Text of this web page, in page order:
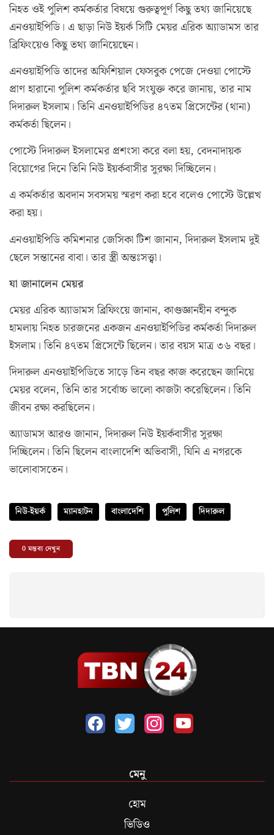
নিহত ওই পুলিশ কর্মকর্তার বিষয়ে গুরুত্বপূর্ণ কিছু তথ্য জানিয়েছে
এনওয়াইপিডি। এ ছাড়া নিউ ইয়র্ক সিটি মেয়র এরিক অ্যাডামস তার
ব্রিফিংয়েও কিছু তথ্য জানিয়েছেন।
এনওয়াইপিডি তাদের অফিশিয়াল ফেসবুক পেজে দেওয়া পোস্টে
প্রাণ হারানো পুলিশ কর্মকর্তার ছবি সংযুক্ত করে জানায়, তার নাম
দিদারুল ইসলাম। তিনি এনওয়াইপিডির ৪৭তম প্রিসেন্টের (থানা)
কর্মকর্তা ছিলেন।
পোস্টে দিদারুল ইসলামের প্রশংসা করে বলা হয়, বেদনাদায়ক
বিয়োগের দিনে তিনি নিউ ইয়র্কবাসীর সুরক্ষা দিচ্ছিলেন।
এ কর্মকর্তার অবদান সবসময় স্মরণ করা হবে বলেও পোস্টে উল্লেখ
করা হয়।
এনওয়াইপিডি কমিশনার জেসিকা টিশ জানান, দিদারুল ইসলাম দুই
ছেলে সন্তানের বাবা। তার স্ত্রী অন্তঃসত্ত্বা।
যা জানালেন মেয়র
মেয়র এরিক অ্যাডামস ব্রিফিংয়ে জানান, কাণ্ডজ্ঞানহীন বন্দুক
হামলায় নিহত চারজনের একজন এনওয়াইপিডির কর্মকর্তা দিদারুল
ইসলাম। তিনি ৪৭তম প্রিসেন্টে ছিলেন। তার বয়স মাত্র ৩৬ বছর।
দিদারুল এনওয়াইপিডিতে সাড়ে তিন বছর কাজ করেছেন জানিয়ে
মেয়র বলেন, তিনি তার সর্বোচ্চ ভালো কাজটা করেছিলেন। তিনি
জীবন রক্ষা করছিলেন।
অ্যাডামস আরও জানান, দিদারুল নিউ ইয়র্কবাসীর সুরক্ষা
দিচ্ছিলেন। তিনি ছিলেন বাংলাদেশি অভিবাসী, যিনি এ নগরকে
ভালোবাসতেন।
নিউ-ইয়র্ক ম্যানহাটন বাংলাদেশি পুলিশ দিদারুল
0মন্তব্য দেখুন
মেনু
হোম
ভিডিও